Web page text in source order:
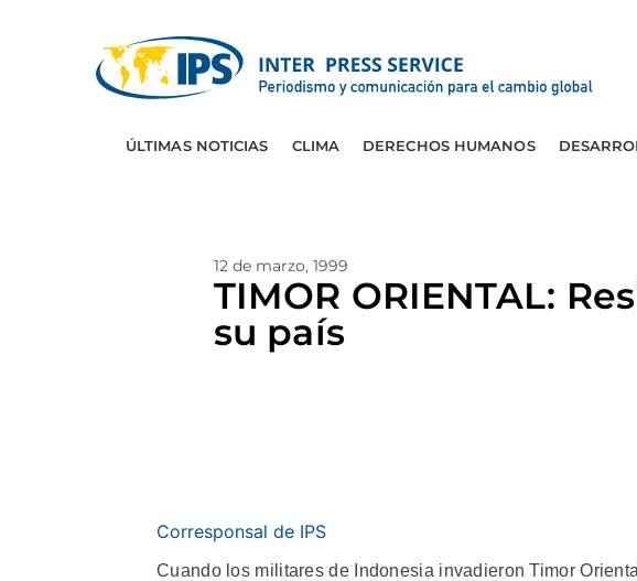
ÚLTIMAS NOTICIAS CLIMA DERECHOS HUMANOS
12 de marzo, 1999
TIMOR ORIENTAL:
su país
Corresponsal de IPS
Cuando los militares de Indonesia invadieron Timor